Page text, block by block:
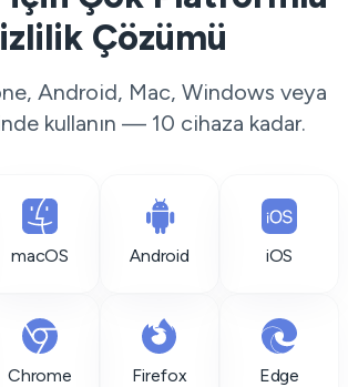
Çözümü
Android, Mac, Windows veya
kullanın — 10 cihaza kadar.
macOS Android iOS
Chrome Firefox Edge